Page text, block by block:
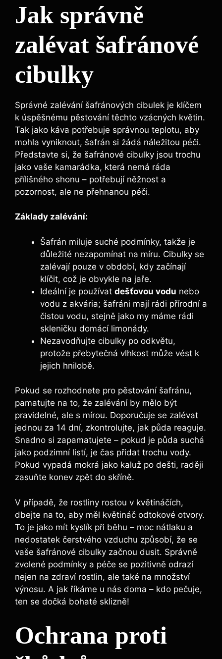
Jak správně
zalévat šafránové
cibulky
Správné zalévání šafránových cibulek je klíčem
k úspěšnému pěstování těchto vzácných květin.
Tak jako káva potřebuje správnou teplotu, aby
mohla vyniknout, šafrán si žádá náležitou péči.
Představte si, že šafránové cibulky jsou trochu
jako vaše kamarádka, která nemá ráda
přílišného shonu – potřebují něžnost a
pozornost, ale ne přehnanou péči.
Základy zalévání:
Šafrán miluje suché podmínky, takže je
důležité nezapomínat na míru. Cibulky se
zalévají pouze v období, kdy začínají
klíčit, což je obvykle na jaře.
Ideální je používat dešťovou vodu nebo
vodu z akvária; šafráni mají rádi přírodní a
čistou vodu, stejně jako my máme rádi
skleničku domácí limonády.
Nezavodňujte cibulky po odkvětu,
protože přebytečná vlhkost může vést k
jejich hnilobě.
Pokud se rozhodnete pro pěstování šafránu,
pamatujte na to, že zalévání by mělo být
pravidelné, ale s mírou. Doporučuje se zalévat
jednou za 14 dní, zkontrolujte, jak půda reaguje.
Snadno si zapamatujete – pokud je půda suchá
jako podzimní listí, je čas přidat trochu vody.
Pokud vypadá mokrá jako kaluž po dešti, raději
zasuňte konev zpět do skříně.
V případě, že rostliny rostou v květináčích,
dbejte na to, aby měl květináč odtokové otvory.
To je jako mít kyslík při běhu – moc nátlaku a
nedostatek čerstvého vzduchu způsobí, že se
vaše šafránové cibulky začnou dusit. Správně
zvolené podmínky a péče se pozitivně odrazí
nejen na zdraví rostlin, ale také na množství
výnosu. A jak říkáme u nás doma – kdo pečuje,
ten se dočká bohaté sklizně!
Ochrana proti